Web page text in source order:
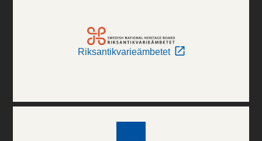
Riksantikvarieämbetet